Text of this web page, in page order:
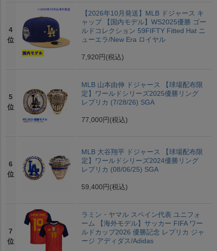
4
位
【2026年10月発送】MLB ドジャース キ
ャップ 【国内モデル】WS2025優勝 ゴー
ルドコレクション 59FIFTY Fitted Hat ニ
ューエラ/New Era ロイヤル
7,920円 (税込)
5
位
MLB 山本由伸 ドジャース 【球場配布限
定】ワールドシリーズ2025優勝リング
レプリカ (7/28/26) SGA
77,000円 (税込)
6
位
MLB 大谷翔平 ドジャース 【球場配布限
定】ワールドシリーズ2024優勝リング
レプリカ (08/06/25) SGA
59,400円 (税込)
7
位
ラミン・ヤマル スペイン代表 ユニフォ
ーム 【海外モデル】サッカー FIFA ワー
ルドカップ2026 優勝記念 レプリカ ジャ
ージ アディダス/Adidas